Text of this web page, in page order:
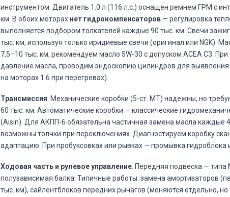
инструментом. Двигатель 1.0 л (116 л.с.) оснащен ремнем ГРМ с
км. В обоих моторах нет гидрокомпенсаторов— регулировка
выполняется подбором толкателей каждые 90 тыс. км. Свечи
тыс. км, используя только иридиевые свечи (оригинал или NGK).
7,5–10 тыс. км, рекомендуем масло 5W-30 с допуском ACEA C3.
давление масла, проводим эндоскопию цилиндров для
на моторах 1.6 при перегревах).
Трансмиссия . Механические коробки (5-ст. MT) надежны, но
60 тыс. км. Автоматические коробки — классические
(Aisin). Для АКПП-6 обязательна частичная замена масла каждые
возможны толчки при переключениях. Диагностируем коробку
адаптацию. При пробуксовках или рывках — промывка гидроблока
Ходовая часть и рулевое управление. Передняя подвеска — типа
полузависимая балка. Типичные работы: замена амортизаторов
тыс. км), сайлентблоков передних рычагов (меняются отдельно,